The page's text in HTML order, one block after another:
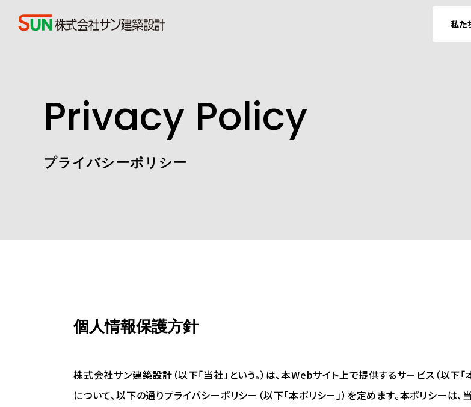
私た
Privacy Policy
プライバシーポリシー
個人情報保護方針
株式会社サン建築設計（以下「当社」という。）は、本Webサイト上で提供するサービス（以下
について、以下の通りプライバシーポリシー（以下「本ポリシー」）を定めます。本ポリシーは